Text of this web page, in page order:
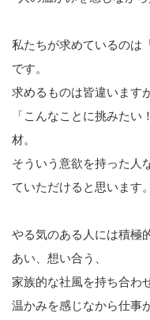
私たちが求めているのは
です。
求めるものは皆違います
「こんなことに挑みた
材。
そういう意欲を持った人
ていただけると思います。
やる気のある人には積極
あい、想い合う、
家族的な社風を持ち合わ
温かみを感じなから仕事